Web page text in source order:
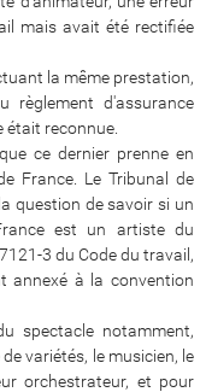
mais avait été rectifiée
la même prestation,
règlement d'assurance
reconnue.
ce dernier prenne en
France. Le Tribunal de
question de savoir si un
est un artiste du
3 du Code du travail,
annexé à la convention
spectacle notamment,
variétés, le musicien, le
orchestrateur, et pour